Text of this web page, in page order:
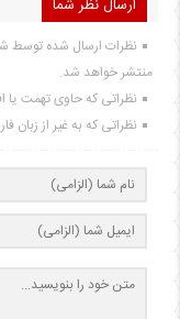
ارسال نظر شما
نظرات ارسال شده توسط
منتشر خواهد شد.
نظراتی که حاوی تهمت یا
نظراتی که به غیر از زبان